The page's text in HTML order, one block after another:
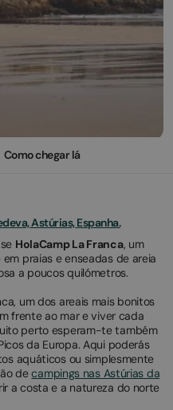
Como chegar lá
Astúrias, Espanha.
HolaCamp La Franca, um
praias e enseadas de areia
a poucos quilómetros.
um dos areais mais bonitos
frente ao mar e viver cada
perto esperam-te também
da Europa. Aqui poderás
aquáticos ou simplesmente
decampings nas Astúrias da
a costa e a natureza do norte